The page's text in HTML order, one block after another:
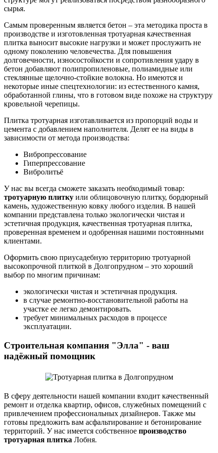
сырья.
Самым проверенным является бетон – эта методика проста в
производстве и изготовленная тротуарная качественная
плитка выносит высокие нагрузки и может прослужить не
одному поколению человечества. Для повышения
долговечности, износостойкости и сопротивления удару в
бетон добавляют полипропиленовые, полиамидные или
стеклянные щелочно-стойкие волокна. Но имеются и
некоторые иные спецтехнологии: из естественного камня,
обработанной глины, что в готовом виде похоже на структуру
кровельной черепицы.
Плитка тротуарная изготавливается из пропорций воды и
цемента с добавлением наполнителя. Делят ее на виды в
зависимости от метода производства:
Вибропрессование
Гиперпрессование
Вибролитьё
У нас вы всегда сможете заказать необходимый товар:
тротуарную плитку или облицовочную плитку, бордюрный
камень, художественную ковку любого изделия. В нашей
компании представлена только экологически чистая и
эстетичная продукция, качественная тротуарная плитка,
проверенная временем и одобренная нашими постоянными
клиентами.
Оформить свою приусадебную территорию тротуарной
высокопрочной плиткой в Долгопрудном – это хороший
выбор по многим причинам:
экологически чистая и эстетичная продукция.
в случае ремонтно-восстановительной работы на
участке ее легко демонтировать.
требует минимальных расходов в процессе
эксплуатации.
Строительная компания "Элла" - ваш
надёжный помощник
В сферу деятельности нашей компании входит качественный
ремонт и отделка квартир, офисов, служебных помещений с
привлечением профессиональных дизайнеров. Также мы
готовы предложить вам асфальтирование и бетонирование
территорий. У нас имеется собственное производство
тротуарная плитка Лобня.